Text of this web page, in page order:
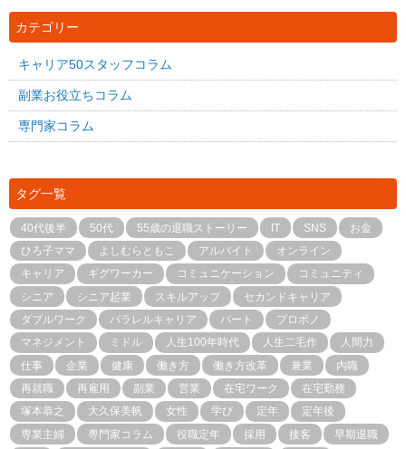
カテゴリー
キャリア50スタッフコラム
副業お役立ちコラム
専門家コラム
タグ一覧
40代後半 50代 55歳の退職ストーリー IT SNS
お金
ひろ子ママ
よしむらともこ アルバイト
オンライン
キャリア
ギグワーカー コミュニケーション
コミュニティ
シニア
シニア起業 スキルアップ
セカンドキャリア
ダブルワーク
パラレルキャリア パート
プロボノ
マネジメント
ミドル 人生100年時代 人生二毛作
人間力
仕事
企業 健康 働き方 働き方改革 兼業
内職
再就職
再雇用 副業 営業 在宅ワーク
在宅勤務
塚本恭之
大久保美帆 女性 学び 定年
定年後
専業主婦
専門家コラム 役職定年 採用 接客
早期退職